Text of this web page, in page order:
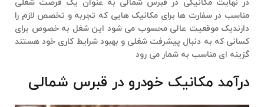
در نهایتمکانیکی در قبرس شمالی به عنوان یک فرصت شغلی
مناسب در سفارت ها برای مکانیک هایی که تجربه و تخصص لازم را
دارندیک موقعیت عالی محسوب می شود این شغل به خصوص برای
کسانی که به دنبال پیشرفت شغلی و بهبود شرایط کاری خود هستند
گزینه ای مناسب به شمار می رود
درآمد مکانیک خودرو در قبرس شمالی